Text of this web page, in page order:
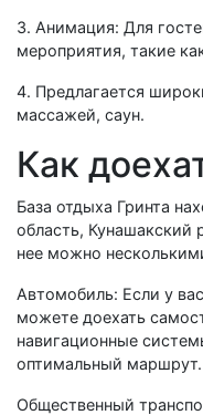
3. Анимация: Для
мероприятия, такие
4. Предлагается
массажей, саун.
Как
База отдыха Гринта
область, Кунашакский
нее можно
Автомобиль: Если у
можете доехать
навигационные
оптимальный маршрут.
Общественный